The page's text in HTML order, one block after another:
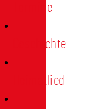
Termine
Geschichte
Heimatlied